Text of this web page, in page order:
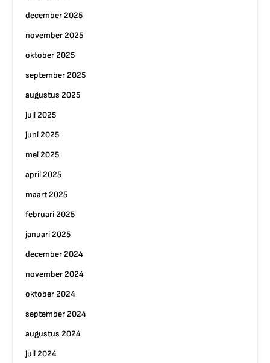
december 2025
november 2025
oktober 2025
september 2025
augustus 2025
juli 2025
juni 2025
mei 2025
april 2025
maart 2025
februari 2025
januari 2025
december 2024
november 2024
oktober 2024
september 2024
augustus 2024
juli 2024